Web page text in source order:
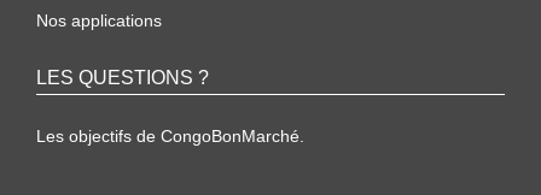
Nos applications
LES QUESTIONS ?
Les objectifs de CongoBonMarché.